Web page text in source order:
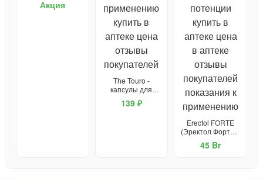
простатита и для
Акция
The Touro -
капсулы для
потенции
139 ₽
Erectol FORTE
(Эректол Форте) -
средство для
потенции
45 Br